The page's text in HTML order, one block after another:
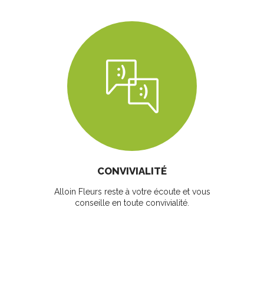
CONVIVIALITÉ
Alloin Fleurs reste à votre écoute et vous
conseille en toute convivialité.